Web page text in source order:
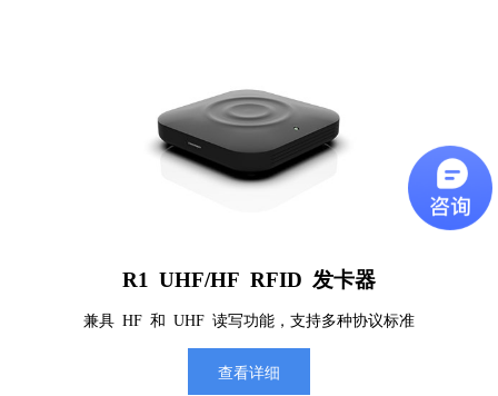
R1 UHF/HF RFID 发卡器
兼具 HF 和 UHF 读写功能，支持多种协议标准
查看详细